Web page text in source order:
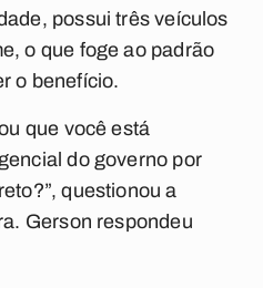
possui três veículos
o que foge ao padrão
o benefício.
que você está
do governo por
questionou a
Gerson respondeu